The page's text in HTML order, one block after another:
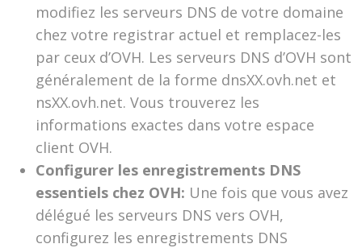
modifiez les serveurs DNS de votre domaine
chez votre registrar actuel et remplacez-les
par ceux d’OVH. Les serveurs DNS d’OVH sont
généralement de la forme dnsXX.ovh.net et
nsXX.ovh.net. Vous trouverez les
informations exactes dans votre espace
client OVH.
Configurer les enregistrements DNS
essentiels chez OVH: Une fois que vous avez
délégué les serveurs DNS vers OVH,
configurez les enregistrements DNS